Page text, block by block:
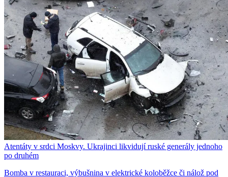
Atentáty v srdci Moskvy. Ukrajinci likvidují ruské generály jednoho
po druhém
Bomba v restauraci, výbušnina v elektrické koloběžce či nálož pod